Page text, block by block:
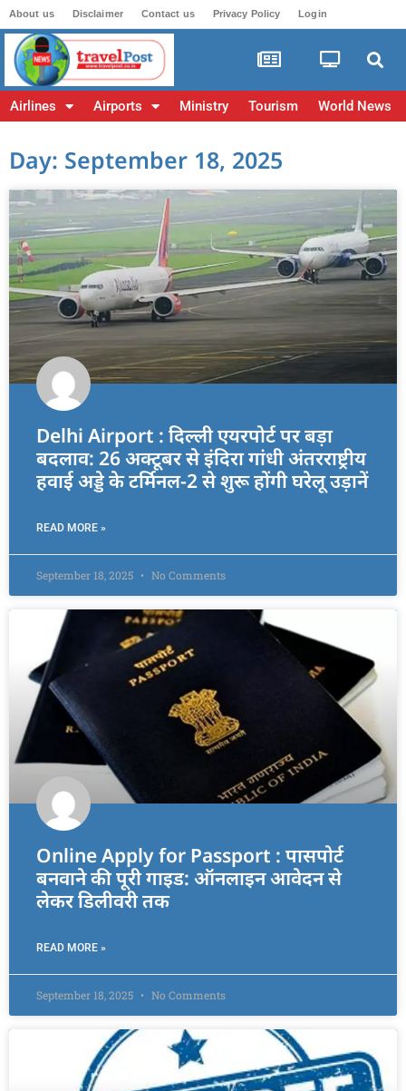
About us Disclaimer Contact us Privacy Policy Login
Airlines Airports Ministry Tourism World News
Day: September 18, 2025
Delhi Airport : दिल्ली एयरपोर्ट पर बड़ा
बदलाव: 26 अक्टूबर से इंदिरा गांधी अंतरराष्ट्रीय
हवाई अड्डे के टर्मिनल-2 से शुरू होंगी घरेलू उड़ानें
READ MORE »
September 18, 2025 No Comments
Online Apply for Passport : पासपोर्ट
बनवाने की पूरी गाइड: ऑनलाइन आवेदन से
लेकर डिलीवरी तक
READ MORE »
September 18, 2025 No Comments